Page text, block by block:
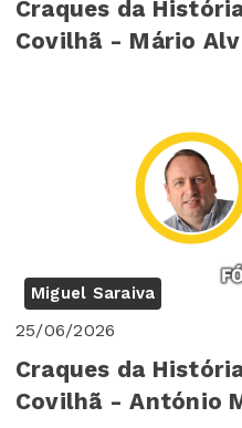
Craques da
Covilhã - Mário
Miguel Saraiva
25/06/2026
Craques da
Covilhã - António